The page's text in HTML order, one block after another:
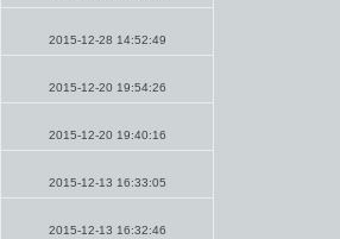
2015-12-28 14:52:49
2015-12-20 19:54:26
2015-12-20 19:40:16
2015-12-13 16:33:05
2015-12-13 16:32:46